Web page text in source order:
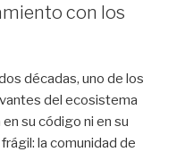
con los
décadas, uno de los
del ecosistema
su código ni en su
la comunidad de